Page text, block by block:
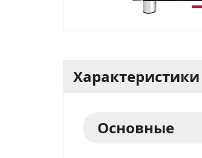
Характеристики
Основные